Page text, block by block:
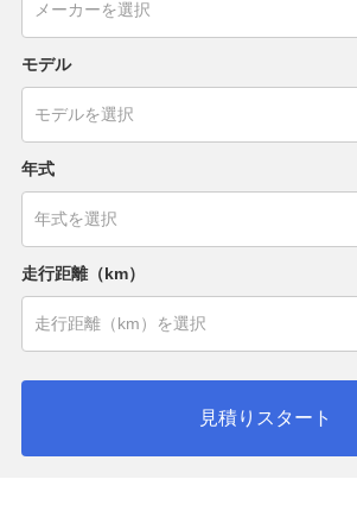
モデル
年式
走行距離（km）
見積りスタート